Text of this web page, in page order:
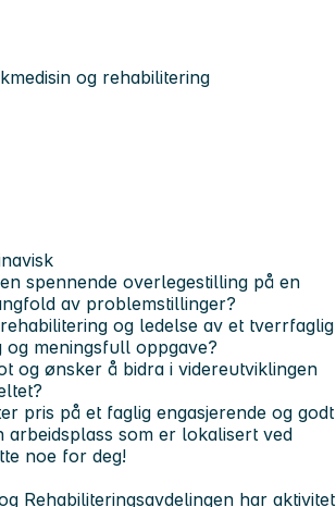
og rehabilitering
spennende overlegestilling på en
av problemstillinger?
og ledelse av et tverrfaglig
og meningsfull oppgave?
og ønsker å bidra i videreutviklingen
pris på et faglig engasjerende og godt
arbeidsplass som er lokalisert ved
noe for deg!
Rehabiliteringsavdelingen har aktivitet